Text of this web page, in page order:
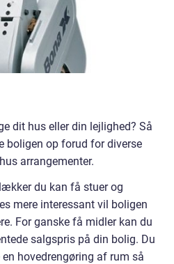
dit hus eller din lejlighed? Så
boligen op forud for diverse
arrangementer.
du kan få stuer og
mere interessant vil boligen
For ganske få midler kan du
salgspris på din bolig. Du
hovedrengøring af rum så